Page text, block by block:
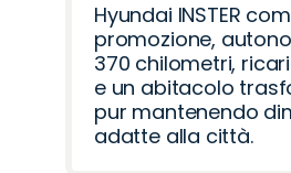
Hyundai INSTER
promozione,
370 chilometri,
e un abitacolo
pur mantenendo
adatte alla città.